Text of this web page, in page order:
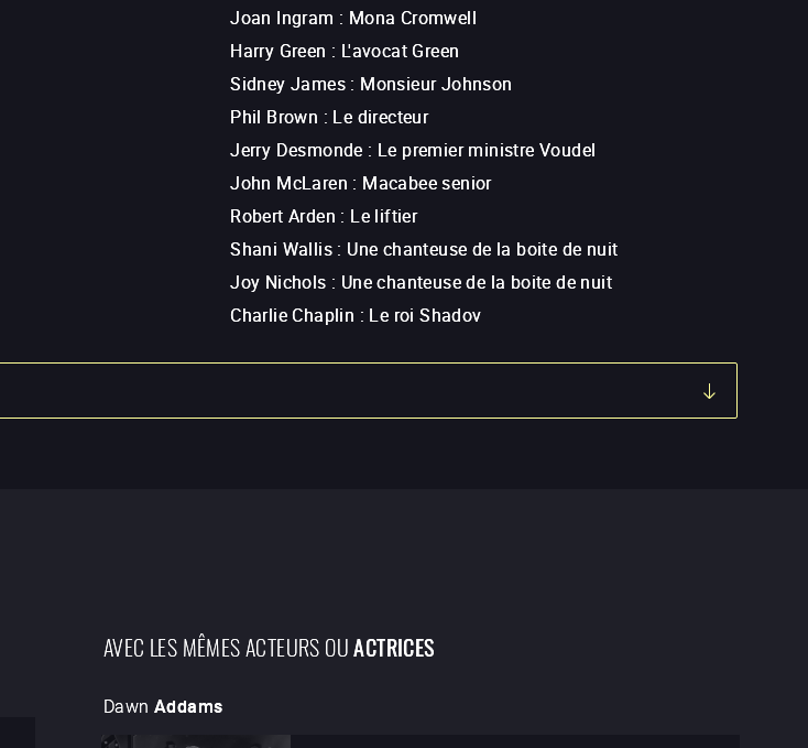
Joan Ingram : Mona Cromwell
Harry Green : L'avocat Green
Sidney James : Monsieur Johnson
Phil Brown : Le directeur
Jerry Desmonde : Le premier ministre Voudel
John McLaren : Macabee senior
Robert Arden : Le liftier
Shani Wallis : Une chanteuse de la boite de nuit
Joy Nichols : Une chanteuse de la boite de nuit
Charlie Chaplin : Le roi Shadov
AVEC LES MÊMES ACTEURS OUACTRICES
Dawn Addams